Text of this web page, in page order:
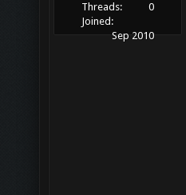
Threads:
0
Joined:
Sep 2010